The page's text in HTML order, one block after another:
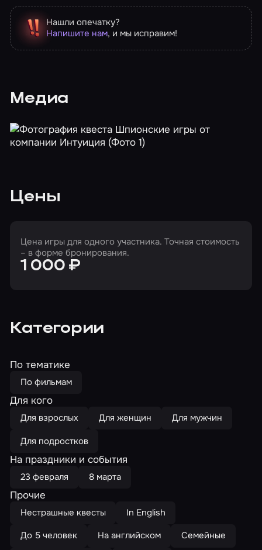
Нашли опечатку?
Напишите нам, и мы исправим!
Медиа
Цены
Цена игры для одного участника. Точная стоимость
– в форме бронирования.
1 000 ₽
Категории
По тематике
По фильмам
Для кого
Для взрослых Для женщин
Для мужчин
Для подростков
На праздники и события
23 февраля 8 марта
Прочие
Нестрашные квесты
In English
До 5 человек
На английском
Семейные